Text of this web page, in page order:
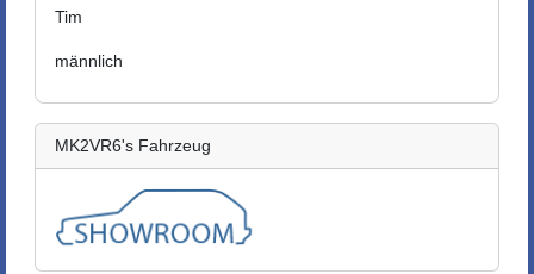
Tim
männlich
MK2VR6's Fahrzeug